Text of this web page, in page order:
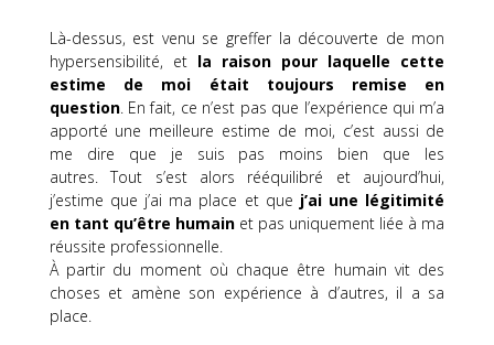
Là-dessus, est venu se greffer la découverte de mon
hypersensibilité, et la raison pour laquelle cette
estime de moi était toujours remise en
question. En fait, ce n’est pas que l’expérience qui m’a
apporté une meilleure estime de moi, c’est aussi de
me dire que je suis pas moins bien que les
autres.
Tout s’est alors rééquilibré et aujourd’hui,
j’estime que j’ai ma place et que j’ai une légitimité
en tant qu’être humainet pas uniquement liée à ma
réussite professionnelle.
À partir du moment où chaque être humain vit des
choses et amène son expérience à d’autres, il a sa
place.